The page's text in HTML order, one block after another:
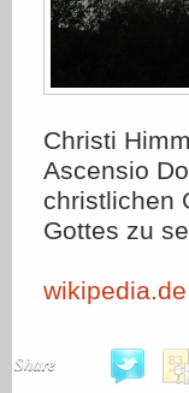
Christi
Ascensio
christlichen
Gottes zu
wikipedia.de
Share